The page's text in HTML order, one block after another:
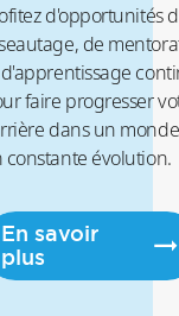
d'opportunités
de
faire progresser
dans un monde
constante évolution.
En savoir
plus